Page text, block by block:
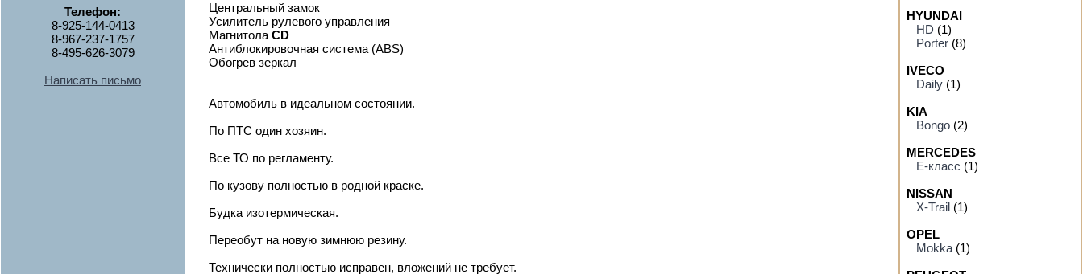
Телефон:
8-925-144-0413
8-967-237-1757
8-495-626-3079
Написать письмо
Центральный замок
Усилитель рулевого управления
Магнитола CD
Антиблокировочная система (ABS)
Обогрев зеркал
Автомобиль в идеальном состоянии.
По ПТС один хозяин.
Все ТО по регламенту.
По кузову полностью в родной краске.
Будка изотермическая.
Переобут на новую зимнюю резину.
Технически полностью исправен, вложений не требует.
HYUNDAI
HD (1)
Porter (8)
IVECO
Daily (1)
KIA
Bongo (2)
MERCEDES
E-класс (1)
NISSAN
X-Trail (1)
OPEL
Mokka (1)